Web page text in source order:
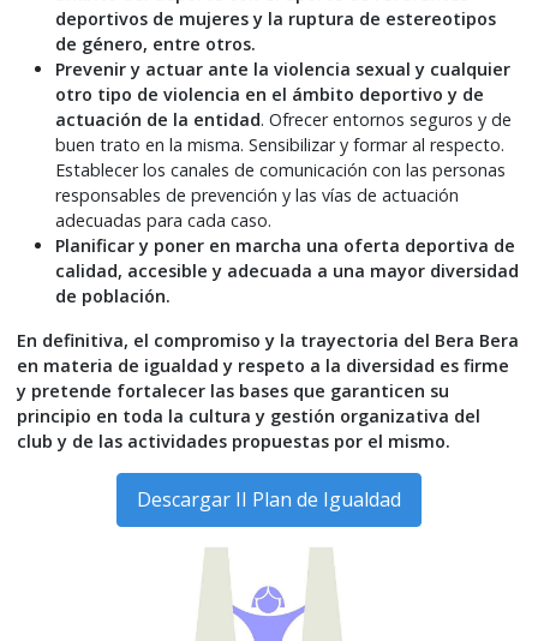
deportivos de mujeres y la ruptura de estereotipos
de género, entre otros.
Prevenir y actuar ante la violencia sexual y cualquier
otro tipo de violencia en el ámbito deportivo y de
actuación de la entidad. Ofrecer entornos seguros y de
buen trato en la misma. Sensibilizar y formar al respecto.
Establecer los canales de comunicación con las personas
responsables de prevención y las vías de actuación
adecuadas para cada caso.
Planificar y poner en marcha una oferta deportiva de
calidad, accesible y adecuada a una mayor diversidad
de población.
En definitiva, el compromiso y la trayectoria del Bera Bera
en materia de igualdad y respeto a la diversidad es firme
y pretende fortalecer las bases que garanticen su
principio en toda la cultura y gestión organizativa del
club y de las actividades propuestas por el mismo.
Descargar II Plan de Igualdad